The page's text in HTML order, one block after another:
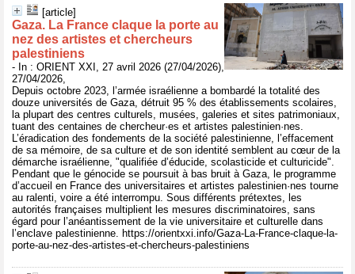
[article]
Gaza. La France claque la porte au
nez des artistes et chercheurs
palestiniens
- In : ORIENT XXI, 27 avril 2026 (27/04/2026),
27/04/2026,
Depuis octobre 2023, l’armée israélienne a bombardé la totalité des
douze universités de Gaza, détruit 95 % des établissements scolaires,
la plupart des centres culturels, musées, galeries et sites patrimoniaux,
tuant des centaines de chercheur·es et artistes palestinien·nes.
L’éradication des fondements de la société palestinienne, l’effacement
de sa mémoire, de sa culture et de son identité semblent au cœur de la
démarche israélienne, "qualifiée d’éducide, scolasticide et culturicide".
Pendant que le génocide se poursuit à bas bruit à Gaza, le programme
d’accueil en France des universitaires et artistes palestinien·nes tourne
au ralenti, voire a été interrompu. Sous différents prétextes, les
autorités françaises multiplient les mesures discriminatoires, sans
égard pour l’anéantissement de la vie universitaire et culturelle dans
l’enclave palestinienne. https://orientxxi.info/Gaza-La-France-claque-la-
porte-au-nez-des-artistes-et-chercheurs-palestiniens